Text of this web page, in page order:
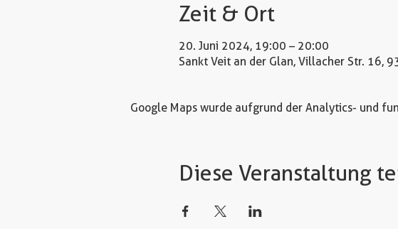
Zeit & Ort
20. Juni 2024, 19:00 – 20:00
Sankt Veit an der Glan, Villacher Str. 16,
Google Maps wurde aufgrund der Analytics- und
Diese Veranstaltung